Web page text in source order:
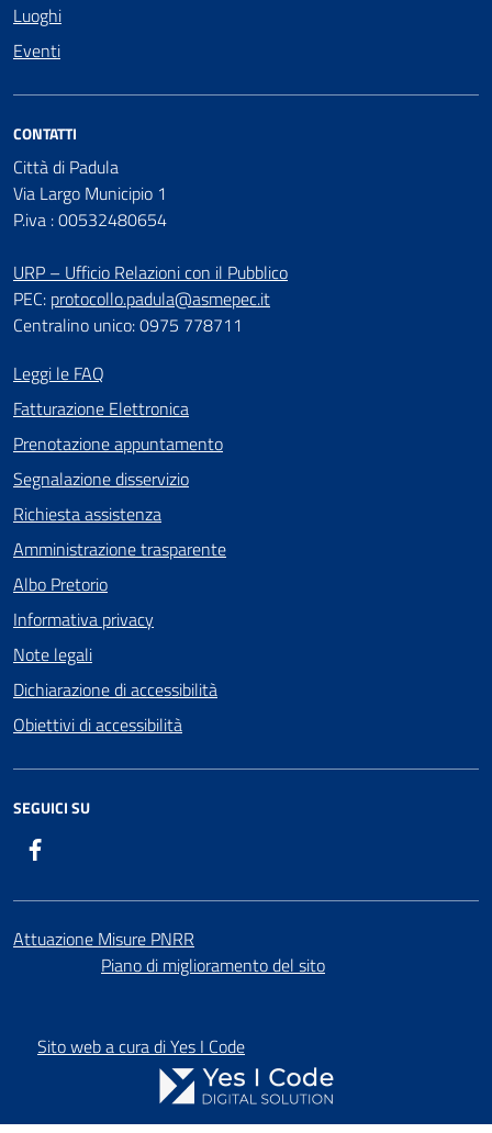
Luoghi
Eventi
CONTATTI
Città di Padula
Via Largo Municipio 1
P.iva : 00532480654
URP – Ufficio Relazioni con il Pubblico
PEC: protocollo.padula@asmepec.it
Centralino unico: 0975 778711
Leggi le FAQ
Fatturazione Elettronica
Prenotazione appuntamento
Segnalazione disservizio
Richiesta assistenza
Amministrazione trasparente
Albo Pretorio
Informativa privacy
Note legali
Dichiarazione di accessibilità
Obiettivi di accessibilità
SEGUICI SU
Attuazione Misure PNRR
Piano di miglioramento del sito
Sito web a cura di Yes I Code